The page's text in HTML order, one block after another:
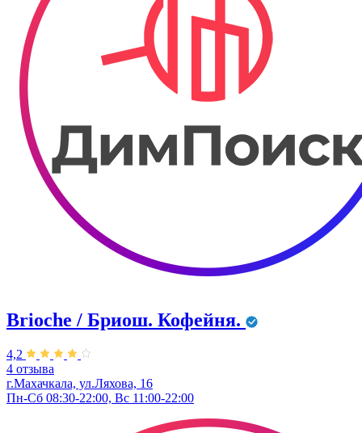
Brioche / Бриош. Кофейня.
4,2
4 отзыва
г.Махачкала, ул.Ляхова, 16
Пн-Сб 08:30-22:00, Вс 11:00-22:00